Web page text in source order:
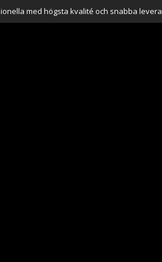
med högsta kvalité och snabba